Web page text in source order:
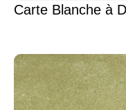
Carte Blanche à